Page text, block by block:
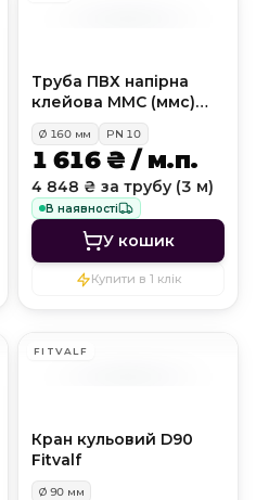
Труба ПВХ напірна
клейова MMC (ммс)
PN10, D160 мм
Ø 160мм PN 10
1 616 ₴ / м.п.
4 848 ₴ за трубу (3 м)
В наявності
У кошик
Купити в 1 клік
FITVALF
Кран кульовий D90
Fitvalf
Ø 90 мм